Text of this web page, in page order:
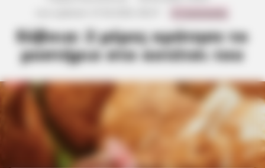
Εύβοια: 2 μέρες κράτησε το
μυστήριο στο κοτέτσι του